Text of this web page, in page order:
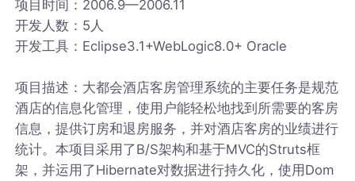
项目时间：2006.9—2006.11
开发人数：5人
开发工具：Eclipse3.1+WebLogic8.0+ Oracle
项目描述：大都会酒店客房管理系统的主要任务是规范
酒店的信息化管理，使用户能轻松地找到所需要的客房
信息，提供订房和退房服务，并对酒店客房的业绩进行
统计。本项目采用了B/S架构和基于MVC的Struts框
架，并运用了Hibernate对数据进行持久化，使用Dom